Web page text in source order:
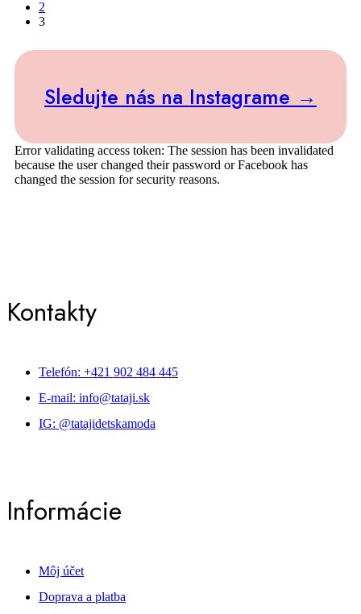
2
3
Sledujte nás na Instagrame →
Error validating access token: The session has been invalidated
because the user changed their password or Facebook has
changed the session for security reasons.
Kontakty
Telefón: +421 902 484 445
E-mail: info@tataji.sk
IG: @tatajidetskamoda
Informácie
Môj účet
Doprava a platba